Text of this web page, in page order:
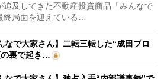
及してきた不動産投資商品「みんなで
局面を迎えている…
なで大家さん】二転三転した“成田プロ
の裏で起き…